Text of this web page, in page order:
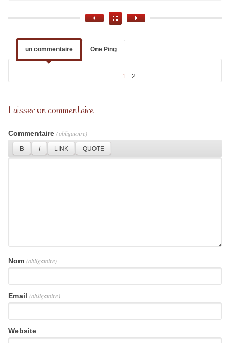
un commentaire One Ping
1 2
Laisser un commentaire
Commentaire (obligatoire)
Nom (obligatoire)
Email (obligatoire)
Website